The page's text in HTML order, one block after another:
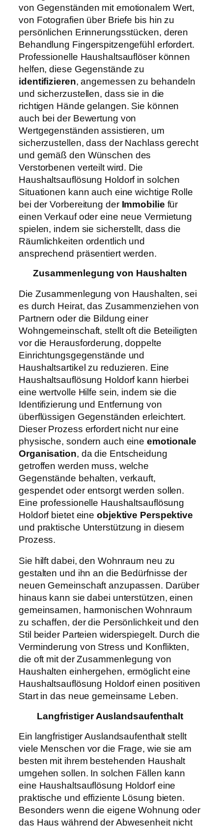
von Gegenständen mit emotionalem Wert,
von Fotografien über Briefe bis hin zu
persönlichen Erinnerungsstücken, deren
Behandlung Fingerspitzengefühl erfordert.
Professionelle Haushaltsauflöser können
helfen, diese Gegenstände zu
identifizieren, angemessen zu behandeln
und sicherzustellen, dass sie in die
richtigen Hände gelangen. Sie können
auch bei der Bewertung von
Wertgegenständen assistieren, um
sicherzustellen, dass der Nachlass gerecht
und gemäß den Wünschen des
Verstorbenen verteilt wird. Die
Haushaltsauflösung Holdorf in solchen
Situationen kann auch eine wichtige Rolle
bei der Vorbereitung der Immobilie für
einen Verkauf oder eine neue Vermietung
spielen, indem sie sicherstellt, dass die
Räumlichkeiten ordentlich und
ansprechend präsentiert werden.
Zusammenlegung von Haushalten
Die Zusammenlegung von Haushalten, sei
es durch Heirat, das Zusammenziehen von
Partnern oder die Bildung einer
Wohngemeinschaft, stellt oft die Beteiligten
vor die Herausforderung, doppelte
Einrichtungsgegenstände und
Haushaltsartikel zu reduzieren. Eine
Haushaltsauflösung Holdorf kann hierbei
eine wertvolle Hilfe sein, indem sie die
Identifizierung und Entfernung von
überflüssigen Gegenständen erleichtert.
Dieser Prozess erfordert nicht nur eine
physische, sondern auch eineemotionale
Organisation, da die Entscheidung
getroffen werden muss, welche
Gegenstände behalten, verkauft,
gespendet oder entsorgt werden sollen.
Eine professionelle Haushaltsauflösung
Holdorf bietet eine objektive Perspektive
und praktische Unterstützung in diesem
Prozess.
Sie hilft dabei, den Wohnraum neu zu
gestalten und ihn an die Bedürfnisse der
neuen Gemeinschaft anzupassen. Darüber
hinaus kann sie dabei unterstützen, einen
gemeinsamen, harmonischen Wohnraum
zu schaffen, der die Persönlichkeit und den
Stil beider Parteien widerspiegelt. Durch die
Verminderung von Stress und Konflikten,
die oft mit der Zusammenlegung von
Haushalten einhergehen, ermöglicht eine
Haushaltsauflösung Holdorf einen positiven
Start in das neue gemeinsame Leben.
Langfristiger Auslandsaufenthalt
Ein langfristiger Auslandsaufenthalt stellt
viele Menschen vor die Frage, wie sie am
besten mit ihrem bestehenden Haushalt
umgehen sollen. In solchen Fällen kann
eine Haushaltsauflösung Holdorf eine
praktische und effiziente Lösung bieten.
Besonders wenn die eigene Wohnung oder
das Haus während der Abwesenheit nicht